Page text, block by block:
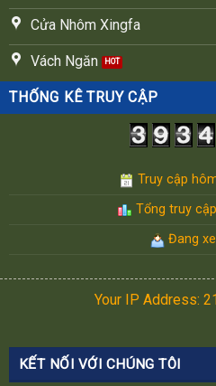
Cửa Nhôm Xingfa
Vách Ngăn
THỐNG KÊ TRUY CẬP
Truy cập
Tổng truy
Đang
Your IP Address:
KẾT NỐI VỚI CHÚNG TÔI